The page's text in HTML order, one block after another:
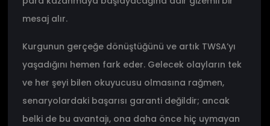
mesaj alır.
Kurgunun gerçeğe dönüştüğünü ve artık TWSA’yı
yaşadığını hemen fark eder. Gelecek olayların tek
ve her şeyi bilen okuyucusu olmasına rağmen,
senaryolardaki başarısı garanti değildir; ancak
belki de bu avantajı, ona daha önce hiç uymayan